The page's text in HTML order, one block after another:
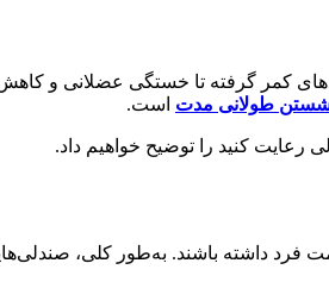
کمر گرفته تا خستگی عضلانی و
طولانی مدت است.
کنید را توضیح خواهیم داد.
فرد داشته باشند. به‌طور کلی،